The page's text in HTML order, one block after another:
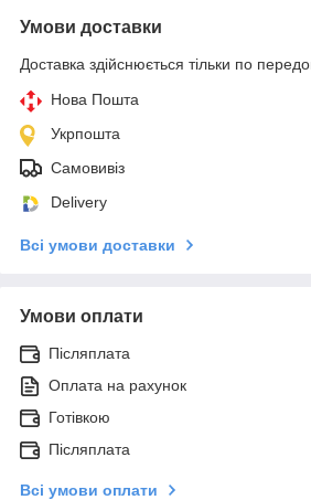
Умови доставки
Доставка здійснюється тільки по
Нова Пошта
Укрпошта
Самовивіз
Delivery
Всі умови доставки
Умови оплати
Післяплата
Оплата на рахунок
Готівкою
Післяплата
Всі умови оплати